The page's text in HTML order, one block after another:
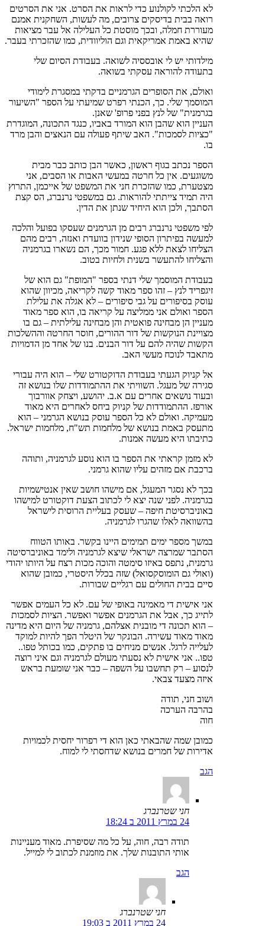
לא הלכתי לקולנוע כדי לראות את הסרט. אני את הסרטים
רואה בבית בדיסקים צרובים, מה לעשות, השחקנית אמנם
מעוררת חמלה, ובכך מוסטת כל העלילה אל עבר מציאות
שהיא באמת אמריקאית וגם הוליוודית, כמו שהזכרתי בעבר.
מילדותי יש לי אובססיה לשואה. בעבודת הסיום שלי
בתעודה להוראה עסקתי בשואה.
ואולם, את הסופרים הגרמניים בדקתי במסגרת לימודי
המוסמך שלי. כך, הכנתי רפרט שמיעתי על הספר "השיעור
בגרמנית" של לנץ בפני פרופ' שאנן.
העניין הוא שהבן הוא המורד באביו, כנגד התכונה, המוגדרת
"כציות לסמכות". האב שיתף פעולה עם הנאצים והבן מרד
בו.
הספר נכתב בגוף ראשון, כאשר הבן כותב כבר מבית
משוגעים. אין כל חרטה במעשי האבות או הסבים, אני
מצטערת, כמו שהזכרת חני את המשפט של אייכמן, התרוץ
היה תמיד צייתתי להוראות. גם במשפטי נרנברג, הס קצת
הסתבך, ולכן הוא היחיד שנתן את הדין.
לפי משפטי נרנברג רבים מן הגרמנים שעסקו בפועל והלכה
למעשה בפיתרון הסופי שנידון בוועדת ואנזה, רבים מהם
הצליחו לצאת ללא פגע. חמור מכך, הם נשארו בגרמניה
והצליחו להתעשר בשנית ולחיות בטוב.
בעבודת המוסמך שלי דנתי בספר "המופת" גם הוא של
זיגפריד לנץ – זהו ספר מאוד קשה לקריאה, מכיוון שהוא
עוסק בסיפורים על גבי סיפורים – לא אגלה את עלילת
הספר ואולם אני ממליצה על קריאה בו, הוא ספר מאוד
מעניין הן מבחינה פואטית והן מבחינה עלילתית – גם בו
מצויינת הנוקשות של דור ההורים, חוסר החרטה וההשלכות
הקשות שהיה להם על דור הבנים. בנו של אחד מן הדמויות
מתאבד לנוכח מעשי האב.
אל קניוק הגעתי בעבודת הדוקטורט שלי – הוא היה עבורי
סגירה של מעגל. השוויתי את ההתמודדות שלו בנושא זה
ובעוד נושאים אחרים עם א.ב. יהושע, ויצחק אוורבוך
אורפז. ההתמודדות של קניוק ביחס לאחרים היא מאוד
מעמיקה. ואולם לא כל הספר עוסק בנושא הגרמני – הוא
מתעסק באמת בנושא של מלחמות תש"ח, מלחמות ישראל.
כתיבתו היא מעשה אמנות.
לא מזמן קראתי את הספר בו הוא נוסע לגרמניה, ותוהה
ברכבת אם מזהים עליו שהוא גרמני.
בכך לא נסגר המעגל, אם מישהו חושב שאין אנטישמיות
בגרמניה. לפני שנה יצא לי לכתוב הצעת דוקטורט למישהו
באוניברסיטת חיפה – שעסק בעליית הרוסית לישראל
בהשוואה לאלו שהגרו לגרמניה.
במשך מספר ימים תמימים היינו בקשר. באותו הטווח
הסתבר שמרצה ישראלי שיצא לגרמניה ולימד באוניברסיטה
גרמנית, נתפס באיזו סימטה והוכה מכות רצח על היותו יהודי
(ואולי גם הומוסקסואל) שזה בכלל היסטרי, כמובן שהוא
סיים בבית החולים עם רגליים שבורות.
אני אישית די מאמינה באופי של עם. לא כל העמים אפשר
לתייג כך, אבל את הגרמנים אפשר ואפשר. הציות לסמכות
– הוא תכונה די מובנית אצלהם, גרמניה של היום היא מדינה
מאוד מאוד עשירה. הבונקר של היטלר הפך להיות למוקד
לעלייה לרגל. אנשים מניחים בו פתקים, כמו בכותל טפו..
טפו.. אני אישית לא נסעתי מעולם לגרמניה וגם איני רוצה
לנסוע – רק תחשבו על השפה – כבר אני שומעת בראש
איזה מצעד צבאי.
ושוב חני, תודה
בהרבה הערכה
חוה
כמובן שמה שהבאתי כאן הוא די רפרור יחסית לכמויות
אדירות של חמרים בנושא שדחסתי לי למוח.
הגב
חני שטרנברג
24 במרץ 2011 ב 18:24
תודה רבה, חוה, על כל מה שסיפרת. מאוד מעניינות
אותי התובנות שלך. את מוזמנת לכתוב לי למייל.
הגב
חני שטרנברג
24 במרץ 2011 ב 19:03